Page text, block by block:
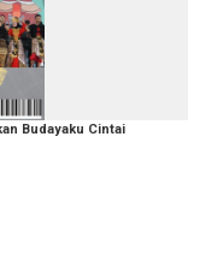
Budayaku Cintai